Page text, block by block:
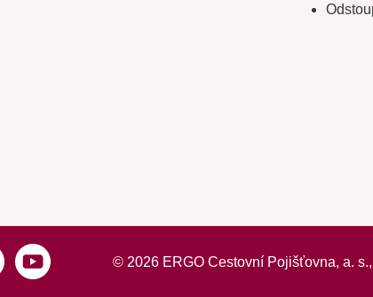
© 2026ERGO Cestovní Pojišťovna, a. s.,